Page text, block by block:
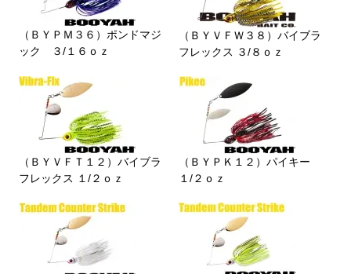
（ＢＹＰＭ３６）ポンドマジ
ック ３/１６ｏｚ
（ＢＹＶＦＷ３８）バイブラ
フレックス ３/８ｏｚ
（ＢＹＶＦＴ１２）バイブラ
フレックス １/２ｏｚ
（ＢＹＰＫ１２）パイキー
１/２ｏｚ